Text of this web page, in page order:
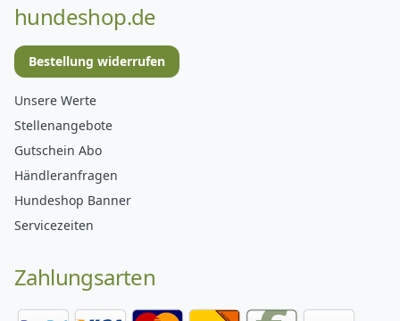
hundeshop.de
Bestellung widerrufen
Unsere Werte
Stellenangebote
Gutschein Abo
Händleranfragen
Hundeshop Banner
Servicezeiten
Zahlungsarten